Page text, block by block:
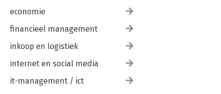
economie
financieel management
inkoop en logistiek
internet en social media
it-management / ict